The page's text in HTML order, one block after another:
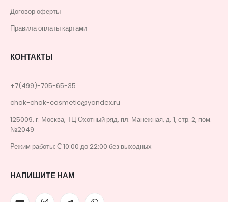
Договор оферты
Правила оплаты картами
КОНТАКТЫ
+7(499)-705-65-35
chok-chok-cosmetic@yandex.ru
125009, г. Москва, ТЦ Охотный ряд, пл. Манежная, д. 1, стр. 2, пом.
№2049
Режим работы: С 10:00 до 22:00 без выходных
НАПИШИТЕ НАМ